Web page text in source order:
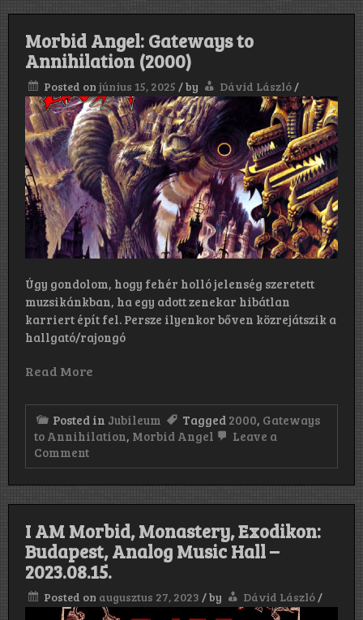
Morbid Angel: Gateways to
Annihilation (2000)
Posted on június 15, 2025 /by Dávid László/
Úgy gondolom, hogy fehér holló jelenség szeretett
muzsikánkban, ha egy adott zenekar hibátlan
karriert épít fel. Persze ilyenkor bőven közrejátszik a
hallgató/rajongó
Read More
Posted in Jubileum Tagged 2000, Gateways
to Annihilation, Morbid Angel
Leave a
Commenton
Morbid
to
Annihilation
(2000)
I AM Morbid, Monastery, Exodikon:
Budapest, Analog Music Hall –
2023.08.15.
Posted on augusztus 27, 2023 /by Dávid László /